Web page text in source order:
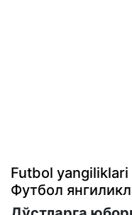
Futbol yangiliklari
Футбол